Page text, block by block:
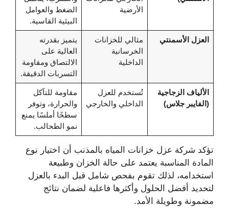
الأرضية
الضغط والعوامل
البيئية القاسية.
العزل الأسمنتي
مثالي للخزانات
الخرسانية
الداخلية
يتميز بقدرته
العالية على
الالتصاق ومقاومة
التسربات الدقيقة.
الألياف الزجاجية
(الفايبر جلاس)
تُستخدم للعزل
الداخلي والخارجي
مقاومة للتآكل
والحرارة، وتوفر
سطحًا أملسًا يمنع
نمو الطحالب.
تؤكد شركة عزل خزانات المياه بالمذنب أن اختيار نوع
المادة المناسبة يعتمد على حالة الخزان وطبيعة
استخدامه، لذلك تقوم بفحص شامل قبل البدء بالعزل
لتحديد أفضل الحلول وأكثرها فاعلية لضمان نتائج
مضمونة وطويلة الأمد.